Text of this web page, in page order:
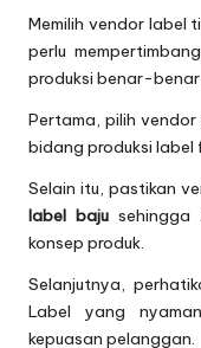
Memilih vendor label
perlu
produksi benar-benar
Pertama, pilih
bidang produksi label
Selain itu, pastikan
label bajusehingga
konsep produk.
Selanjutnya,
Label yang
kepuasan pelanggan.